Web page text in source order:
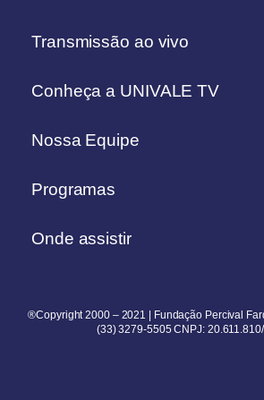
Transmissão ao vivo
Conheça a UNIVALE TV
Nossa Equipe
Programas
Onde assistir
®Copyright 2000 – 2021 | Fundação Percival
(33) 3279-5505 CNPJ: